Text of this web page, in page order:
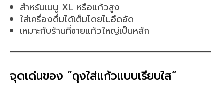
สำหรับเมนู XL หรือแก้วสูง
ใส่เครื่องดื่มได้เต็มโดยไม่อึดอัด
เหมาะกับร้านที่ขายแก้วใหญ่เป็นหลัก
จุดเด่นของ “ถุงใส่แก้วแบบเรียบใส”